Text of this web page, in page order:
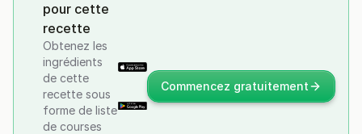
pour cette
recette
Obtenez les
ingrédients
de cette
recette sous
forme de liste
de courses
Commencez gratuitement